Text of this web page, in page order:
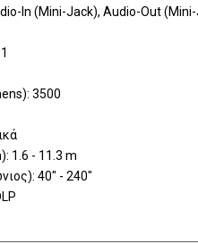
In (Mini-Jack), Audio-Out
3500
1.6 - 11.3 m
40" - 240"